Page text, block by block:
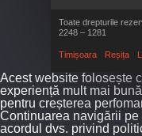
Toate drepturile
2248 – 1281
Timișoara Reșița
Acest website folosește
experiență mult mai
pentru creșterea
Continuarea navigării
acordul dvs. privind